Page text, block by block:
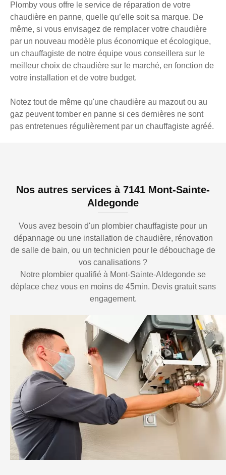
Plomby vous offre le service de réparation de votre
chaudière en panne, quelle qu’elle soit sa marque. De
même, si vous envisagez de remplacer votre chaudière
par un nouveau modèle plus économique et écologique,
un chauffagiste de notre équipe vous conseillera sur le
meilleur choix de chaudière sur le marché, en fonction de
votre installation et de votre budget.
Notez tout de même qu'une chaudière au mazout ou au
gaz peuvent tomber en panne si ces dernières ne sont
pas entretenues régulièrement par un chauffagiste agréé.
Nos autres services à 7141 Mont-Sainte-
Aldegonde
Vous avez besoin d'un plombier chauffagiste pour un
dépannage ou une installation de chaudière, rénovation
de salle de bain, ou un technicien pour le débouchage de
vos canalisations ?
Notre plombier qualifié à Mont-Sainte-Aldegonde se
déplace chez vous en moins de 45min. Devis gratuit sans
engagement.